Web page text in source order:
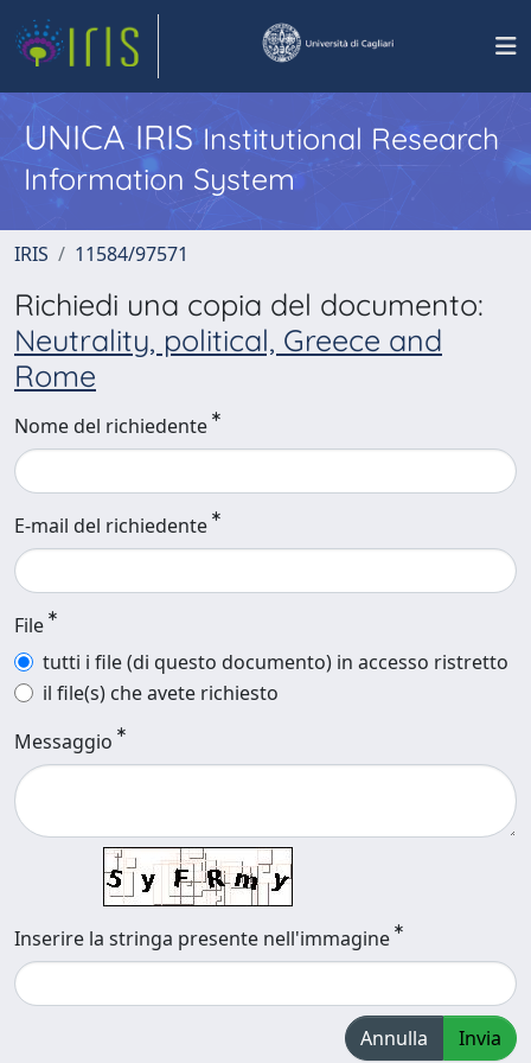
UNICA IRISInstitutional Research
Information System
IRIS 11584/97571
Richiedi una copia del documento:
Neutrality, political, Greece and
Rome
Nome del richiedente
E-mail del richiedente
File
tutti i file (di questo documento) in accesso ristretto
il file(s) che avete richiesto
Messaggio
Inserire la stringa presente nell'immagine
Annulla Invia